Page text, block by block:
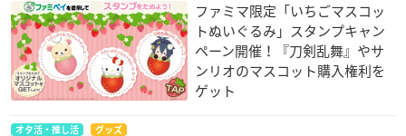
ファミマ限定「いちごマスコッ
トぬいぐるみ」スタンプキャン
ペーン開催！『刀剣乱舞』やサ
ンリオのマスコット購入権利を
ゲット
オタ活・推し活 グッズ